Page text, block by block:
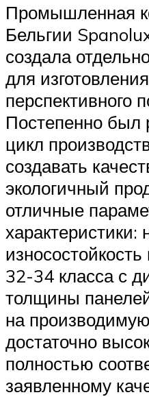
Промышленная
Бельгии
создала
для
перспективного
Постепенно был
цикл
создавать
экологичный
отличные
характеристики:
32-34 класса с
толщины
на
достаточно
полностью
заявленному